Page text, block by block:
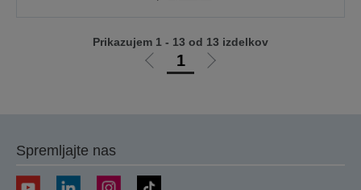
Pojdi1
Pojdi
Prikazujem 1 - 13 od 13 izdelkov
Spremljajte nas